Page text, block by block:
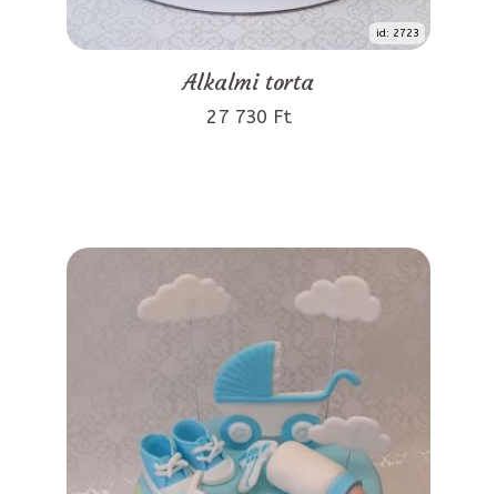
id: 2723
Alkalmi torta
27 730 Ft